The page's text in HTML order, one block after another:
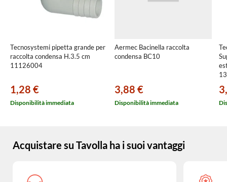
Tecnosystemi pipetta grande per
raccolta condensa H.3.5 cm
11126004
1,28 €
Disponibilità immediata
Aermec Bacinella raccolta
condensa BC10
3,88 €
Disponibilità immediata
Acquistare su Tavolla ha i suoi vantaggi